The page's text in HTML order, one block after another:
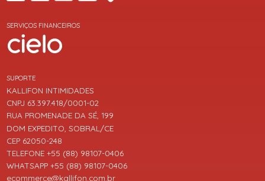
SERVIÇOS FINANCEIROS
SUPORTE
KALLIFON INTIMIDADES
CNPJ 63.397.418/0001-02
RUA PROMENADE DA SÉ, 199
DOM EXPEDITO, SOBRAL/CE
CEP 62050-248
TELEFONE +55 (88) 98107-0406
WHATSAPP +55 (88) 98107-0406
ecommerce@kallifon.com.br